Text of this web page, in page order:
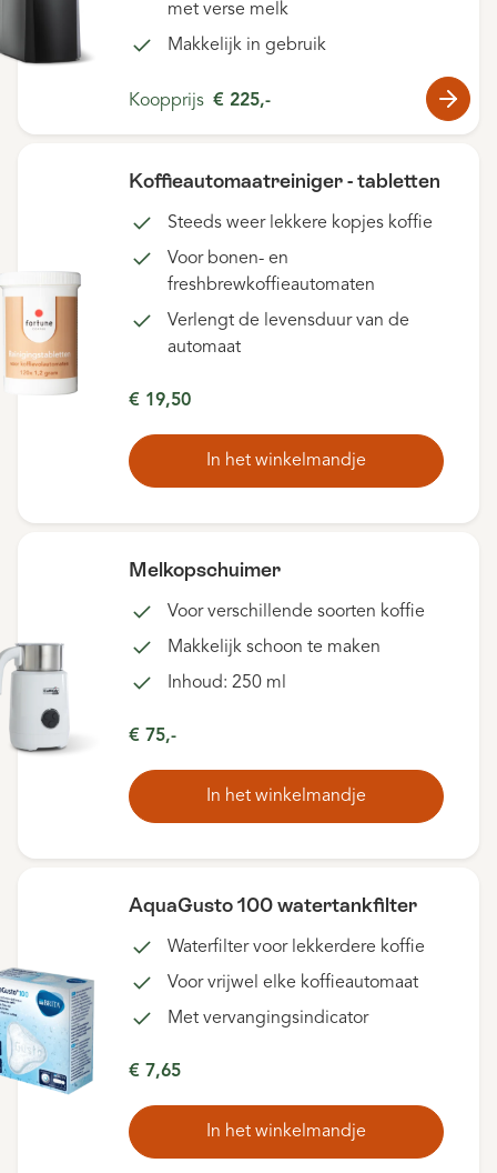
met verse melk
Makkelijk in gebruik
Koopprijs € 225,-
Koffieautomaatreiniger - tabletten
Steeds weer lekkere kopjes koffie
Voor bonen- en
freshbrewkoffieautomaten
Verlengt de levensduur van de
automaat
€ 19,50
In het winkelmandje
Melkopschuimer
Voor verschillende soorten koffie
Makkelijk schoon te maken
Inhoud: 250 ml
€ 75,-
In het winkelmandje
AquaGusto 100 watertankfilter
Waterfilter voor lekkerdere koffie
Voor vrijwel elke koffieautomaat
Met vervangingsindicator
€ 7,65
In het winkelmandje